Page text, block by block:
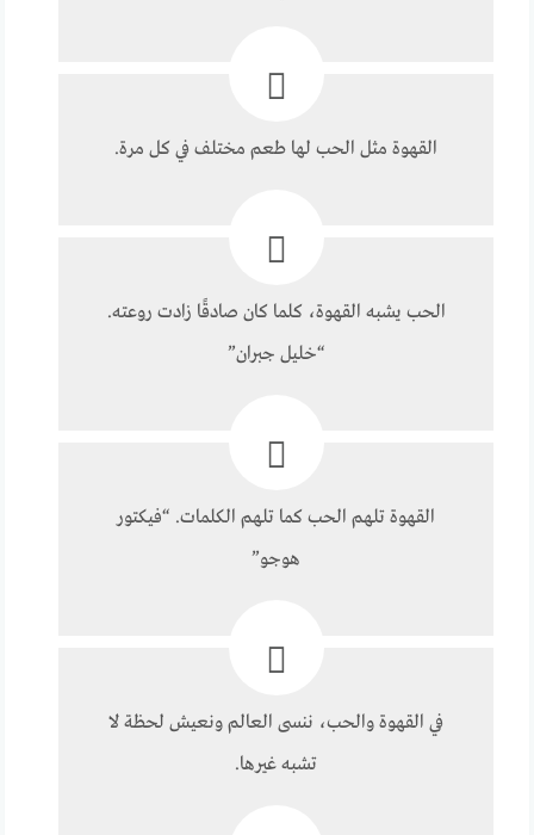
القهوة مثل الحب لها طعم مختلف في كل مرة.
الحب يشبه القهوة، كلما كان صادقًا زادت روعته.
“خليل جبران”
القهوة تلهم الحب كما تلهم الكلمات. “فيكتور
هوجو”
في القهوة والحب، ننسى العالم ونعيش لحظة لا
تشبه غيرها.